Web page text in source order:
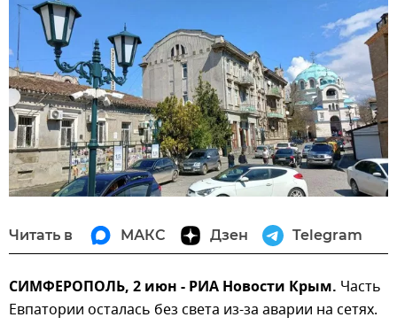
Читать в МАКС Дзен Telegram
СИМФЕРОПОЛЬ, 2 июн - РИА Новости Крым. Часть
Евпатории осталась без света из-за аварии на сетях.